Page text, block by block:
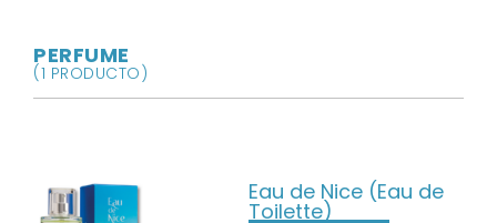
PERFUME
(1 PRODUCTO)
Eau de Nice (Eau de
Toilette)